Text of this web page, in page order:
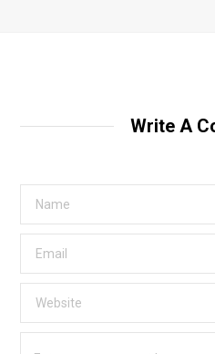
Write A